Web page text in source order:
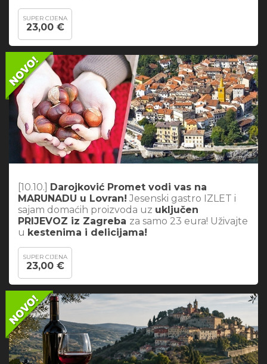
SUPER CIJENA
23,00 €
[10.10.]
Darojković Promet vodi vas na
MARUNADU u Lovran! Jesenski gastro IZLET i
sajam domaćih proizvoda uz uključen
PRIJEVOZ iz Zagreba za samo 23 eura! Uživajte
u kestenima i delicijama!
SUPER CIJENA
23,00 €